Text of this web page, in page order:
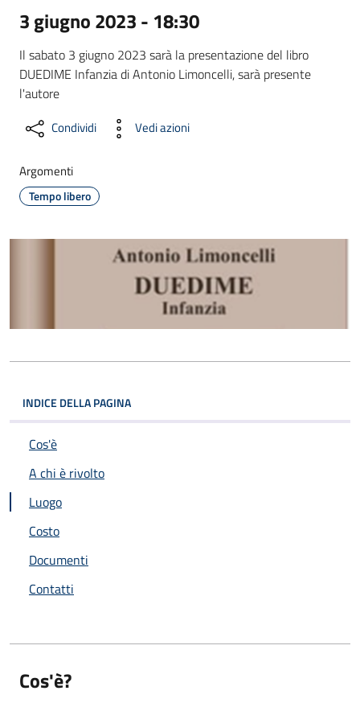
3 giugno 2023 - 18:30
Il sabato 3 giugno 2023 sarà la presentazione del libro
DUEDIME Infanzia di Antonio Limoncelli, sarà presente
l'autore
Condividi Vedi azioni
Argomenti
Tempo libero
INDICE DELLA PAGINA
Cos'è
A chi è rivolto
Luogo
Costo
Documenti
Contatti
Cos'è?